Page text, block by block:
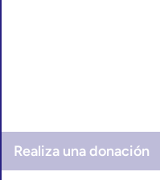
Realiza una donación